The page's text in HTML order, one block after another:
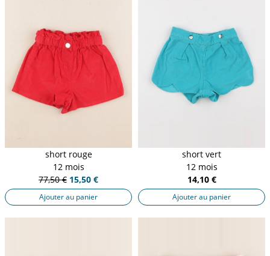
short rouge
12 mois
77,50 € 15,50 €
Ajouter au panier
short vert
12 mois
14,10 €
Ajouter au panier